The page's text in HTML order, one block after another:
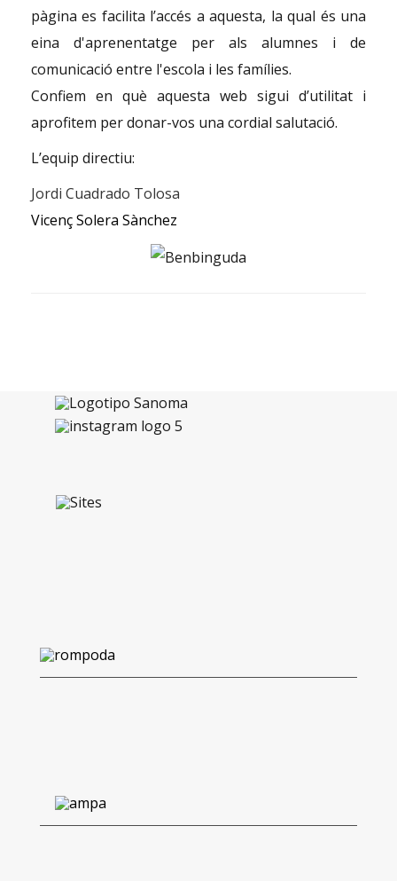
pàgina es facilita l’accés a aquesta, la qual és una
eina d'aprenentatge per als alumnes i de
comunicació entre l'escola i les famílies.
Confiem en què aquesta web sigui d’utilitat i
aprofitem per donar-vos una cordial salutació.
L’equip directiu:
Jordi Cuadrado Tolosa
Vicenç Solera Sànchez